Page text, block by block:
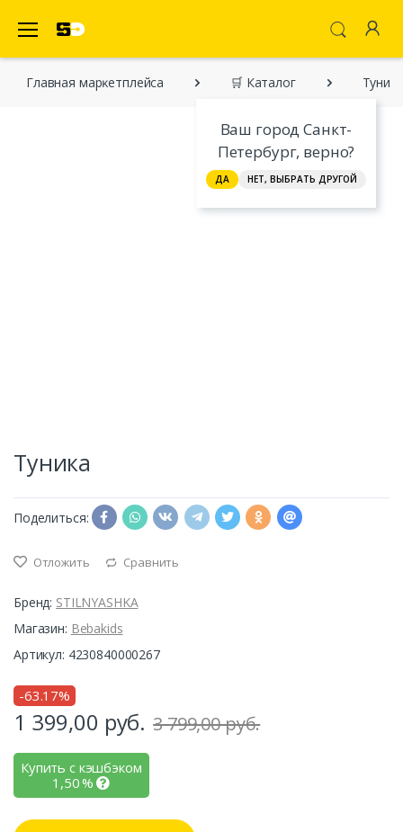
Ваш город Санкт-
Петербург, верно?
ДА НЕТ, ВЫБРАТЬ ДРУГОЙ
Главная марĸетплейса 🛒 Каталог Туника
Туника
Поделиться:
Отложить Сравнить
Бренд: STILNYASHKA
Магазин: Bebakids
Артикул: 4230840000267
-63.17%
1 399,00 руб. 3 799,00 руб.
Купить с кэшбэком
1,50%